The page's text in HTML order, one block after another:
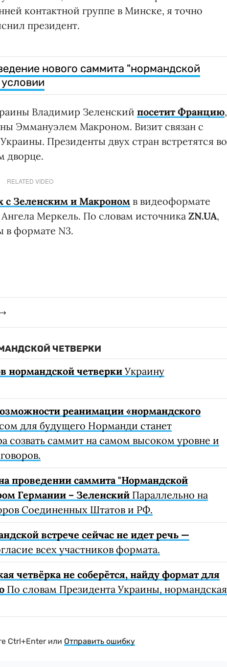
контактной группе в Минске, я точно
президент.
нового саммита "нормандской
Владимир Зеленский посетит Францию,
Эммануэлем Макроном. Визит связан с
Президенты двух стран встретятся во
дворце.
RELATED VIDEO
с Зеленским и Макроном в видеоформате
Меркель. По словам источника ZN.UA,
в формате N3.
ЧЕТВЕРКИ
нормандской четверки Украину
реанимации «нормандского
для будущего Норманди станет
созвать саммит на самом высоком уровне и
проведении саммита "Нормандской
Германии – Зеленский Параллельно на
Соединенных Штатов и РФ.
встрече сейчас не идет речь —
всех участников формата.
четвёрка не соберётся, найду формат для
По словам Президента Украины, нормандская
Ctrl+Enter или Отправить ошибку